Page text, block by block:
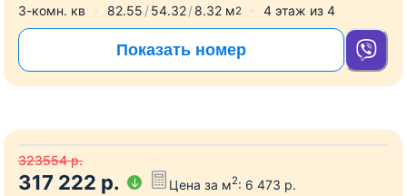
3-комн. кв 82.55 54.32 8.32 м2 4 этаж из 4
Показать номер
323554 р.
317 222 р. Цена за м2: 6 473 р.